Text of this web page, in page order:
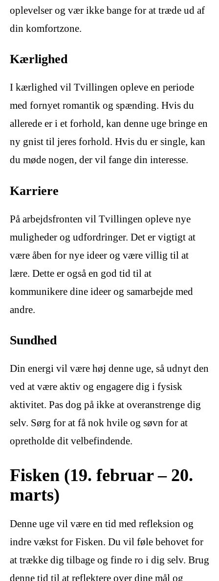
oplevelser og vær ikke bange for at træde ud af
din komfortzone.
Kærlighed
I kærlighed vil Tvillingen opleve en periode
med fornyet romantik og spænding. Hvis du
allerede er i et forhold, kan denne uge bringe en
ny gnist til jeres forhold. Hvis du er single, kan
du møde nogen, der vil fange din interesse.
Karriere
På arbejdsfronten vil Tvillingen opleve nye
muligheder og udfordringer. Det er vigtigt at
være åben for nye ideer og være villig til at
lære. Dette er også en god tid til at
kommunikere dine ideer og samarbejde med
andre.
Sundhed
Din energi vil være høj denne uge, så udnyt den
ved at være aktiv og engagere dig i fysisk
aktivitet. Pas dog på ikke at overanstrenge dig
selv. Sørg for at få nok hvile og søvn for at
opretholde dit velbefindende.
Fisken (19. februar – 20.
marts)
Denne uge vil være en tid med refleksion og
indre vækst for Fisken. Du vil føle behovet for
at trække dig tilbage og finde ro i dig selv. Brug
denne tid til at reflektere over dine mål og